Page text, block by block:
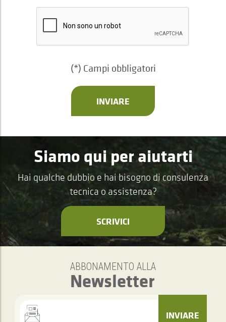
(*) Campi obbligatori
INVIARE
Siamo qui per aiutarti
Hai qualche dubbio e hai bisogno di consulenza
tecnica o assistenza?
SCRIVICI
ABBONAMENTO ALLA
Newsletter
INVIARE